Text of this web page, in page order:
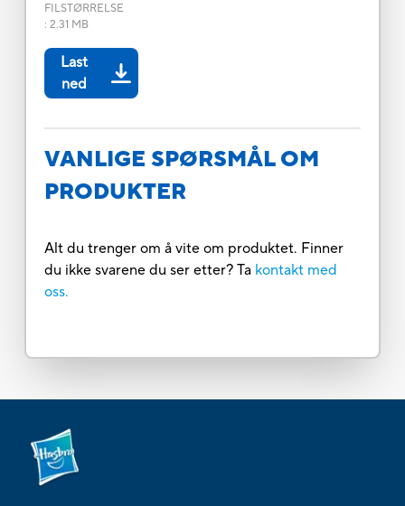
FILSTØRRELSE
: 2.31 MB
Last
ned
VANLIGE SPØRSMÅL OM
PRODUKTER
Alt du trenger om å vite om produktet. Finner
du ikke svarene du ser etter? Ta kontakt med
oss.